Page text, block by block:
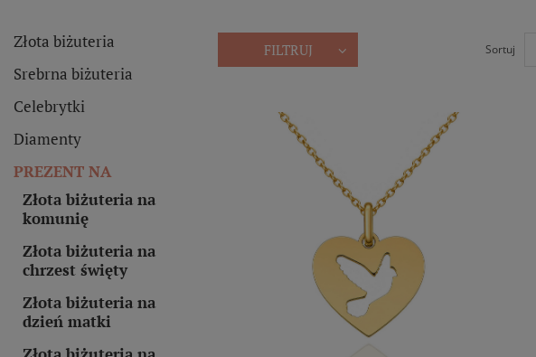
Złota biżuteria
Srebrna biżuteria
Celebrytki
Diamenty
PREZENT NA
Złota biżuteria na
komunię
Złota biżuteria na
chrzest święty
Złota biżuteria na
dzień matki
Sortuj
FILTRUJ